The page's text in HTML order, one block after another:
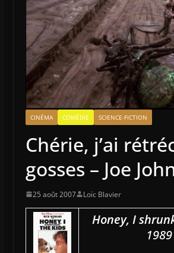
CINÉMA COMÉDIE SCIENCE-FICTION
Chérie, j’ai
gosses – Joe
25 août 2007 Loïc Blavier
Honey, I
1989